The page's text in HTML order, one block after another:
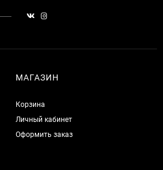
МАГАЗИН
Корзина
Личный кабинет
Оформить заказ